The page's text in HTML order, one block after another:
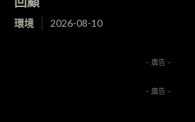
環境 2026-08-10
- 廣告 -
- 廣告 -